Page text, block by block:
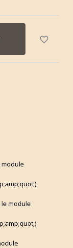
favorite_border
module